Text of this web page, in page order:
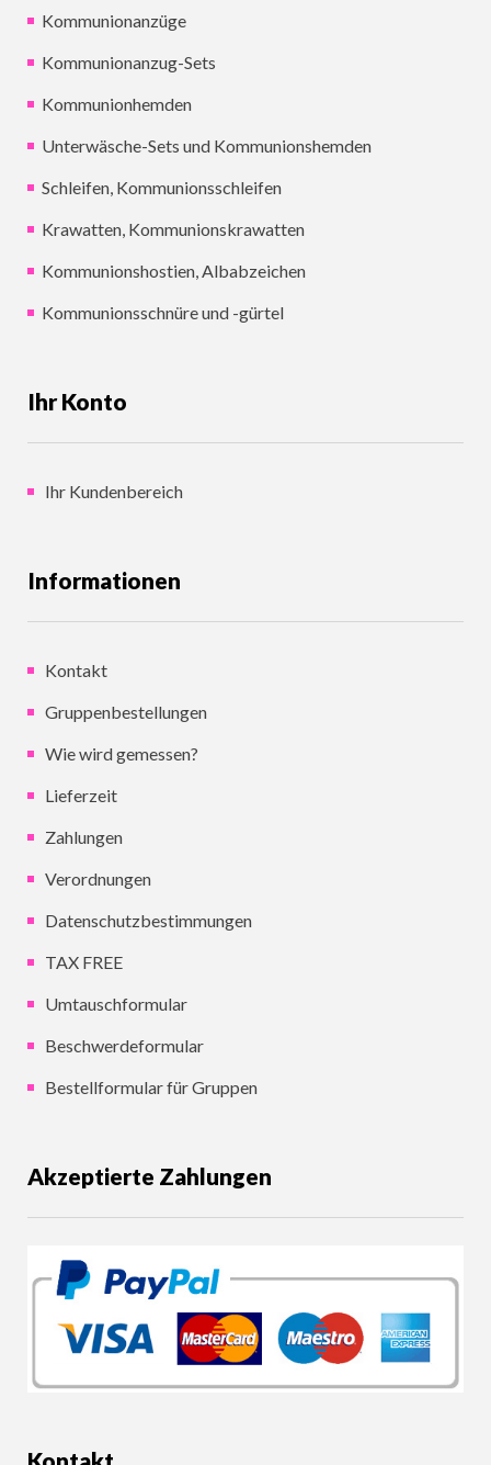
Kommunionanzüge
Kommunionanzug-Sets
Kommunionhemden
Unterwäsche-Sets und Kommunionshemden
Schleifen, Kommunionsschleifen
Krawatten, Kommunionskrawatten
Kommunionshostien, Albabzeichen
Kommunionsschnüre und -gürtel
Ihr Konto
Ihr Kundenbereich
Informationen
Kontakt
Gruppenbestellungen
Wie wird gemessen?
Lieferzeit
Zahlungen
Verordnungen
Datenschutzbestimmungen
TAX FREE
Umtauschformular
Beschwerdeformular
Bestellformular für Gruppen
Akzeptierte Zahlungen